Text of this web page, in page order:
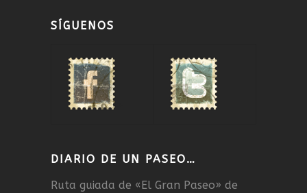
SÍGUENOS
DIARIO DE UN PASEO…
Ruta guiada de «El Gran Paseo» de